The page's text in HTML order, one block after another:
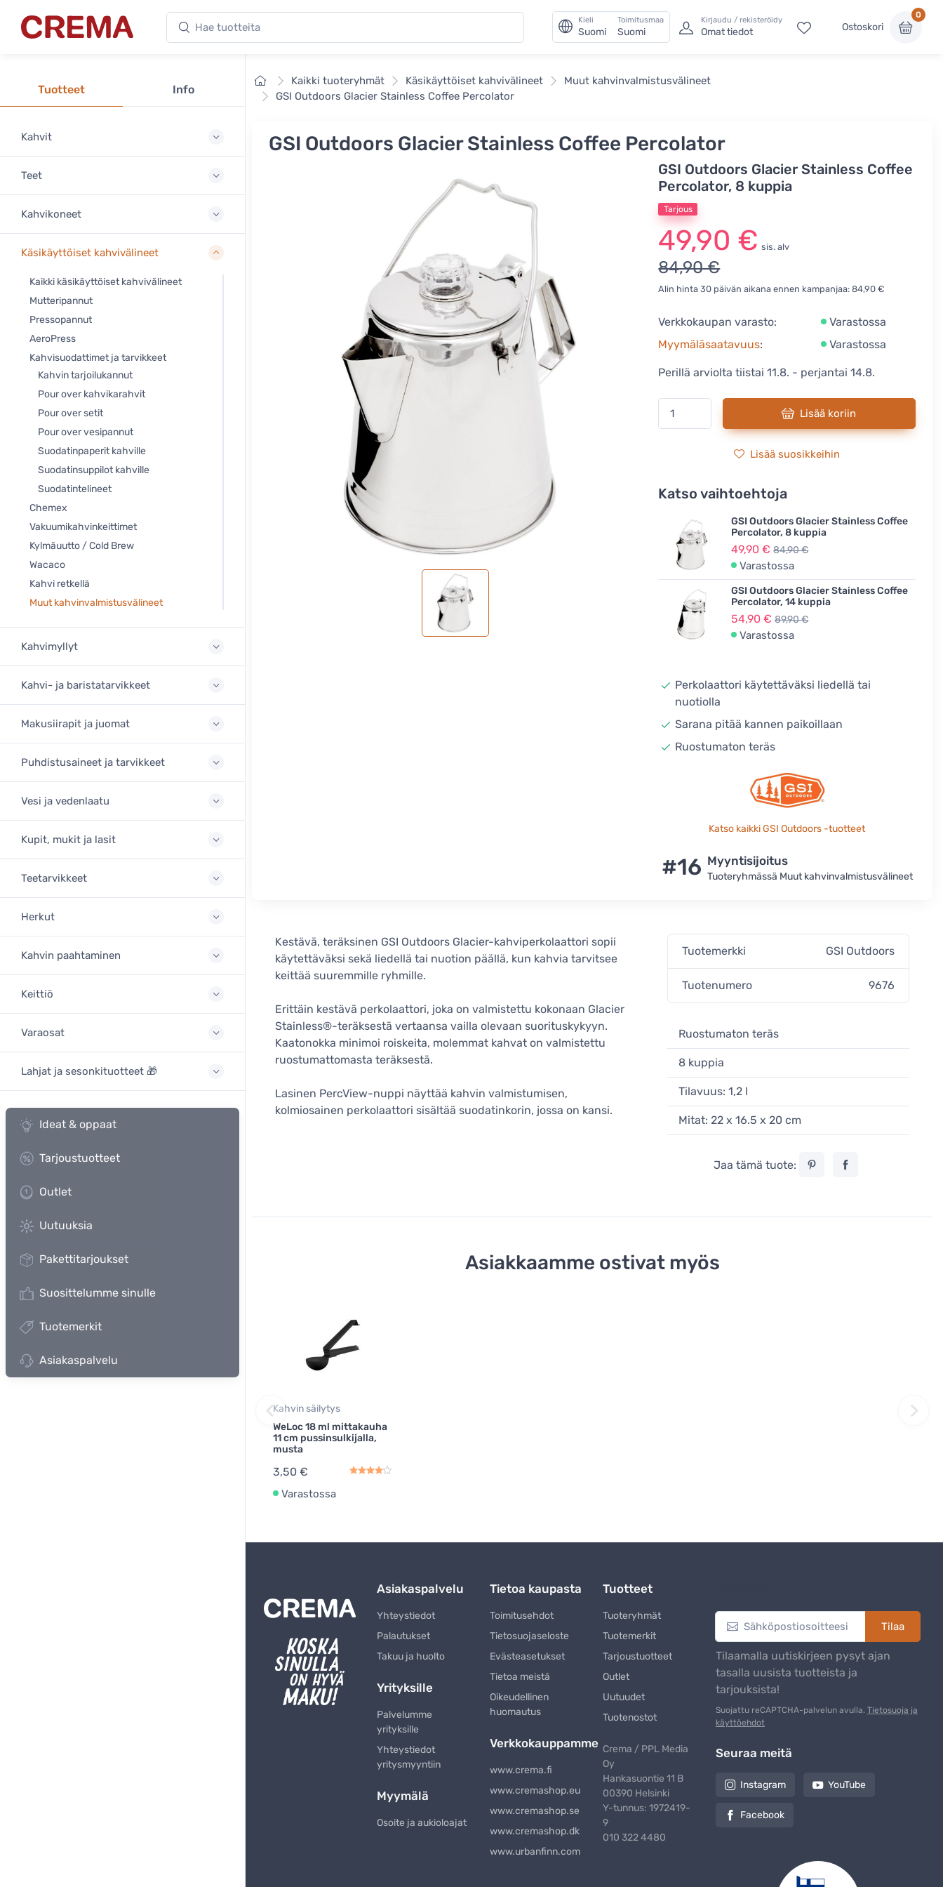
Crema Hae tuotteita Kieli
Suomi
Toimitusmaa
Suomi
Kirjaudu / rekisteröidy
Omat tiedot Ostoskori
0
Tuotteet Info
Kahvit
Teet
Kahvikoneet
Käsikäyttöiset kahvivälineet
Kaikki käsikäyttöiset kahvivälineet
Mutteripannut
Pressopannut
AeroPress
Kahvisuodattimet ja tarvikkeet
Kahvin tarjoilukannut
Pour over kahvikarahvit
Pour over setit
Pour over vesipannut
Suodatinpaperit kahville
Suodatinsuppilot kahville
Suodatintelineet
Chemex
Vakuumikahvinkeittimet
Kylmäuutto / Cold Brew
Wacaco
Kahvi retkellä
Muut kahvinvalmistusvälineet
Kahvimyllyt
Kahvi- ja baristatarvikkeet
Makusiirapit ja juomat
Puhdistusaineet ja tarvikkeet
Vesi ja vedenlaatu
Kupit, mukit ja lasit
Teetarvikkeet
Herkut
Kahvin paahtaminen
Keittiö
Varaosat
Lahjat ja sesonkituotteet 🎁
Ideat & oppaat
Tarjoustuotteet
Outlet
Uutuuksia
Pakettitarjoukset
Suosittelumme sinulle
Tuotemerkit
Asiakaspalvelu
EtusivuKaikki tuoteryhmät Käsikäyttöiset kahvivälineet
Muut kahvinvalmistusvälineet
GSI Outdoors Glacier Stainless Coffee Percolator
GSI Outdoors Glacier Stainless Coffee Percolator
GSI Outdoors Glacier Stainless Coffee
Percolator, 8 kuppia
Tarjous
49,90 € sis. alv
84,90 €
Alin hinta 30 päivän aikana ennen kampanjaa: 84,90 €
Verkkokaupan varasto:
Varastossa
Myymäläsaatavuus: Varastossa
Perillä arviolta tiistai 11.8. - perjantai 14.8.
Lisää koriin
Lisää suosikkeihin
Katso vaihtoehtoja
GSI Outdoors Glacier Stainless Coffee
Percolator, 8 kuppia
49,90 € 84,90 €
Varastossa
GSI Outdoors Glacier Stainless Coffee
Percolator, 14 kuppia
54,90 € 89,90 €
Varastossa
Perkolaattori käytettäväksi liedellä tai
nuotiolla
Sarana pitää kannen paikoillaan
Ruostumaton teräs
Katso kaikki GSI Outdoors -tuotteet
#16 Myyntisijoitus
Tuoteryhmässä Muut kahvinvalmistusvälineet
Kestävä, teräksinen GSI Outdoors Glacier-kahviperkolaattori sopii
käytettäväksi sekä liedellä tai nuotion päällä, kun kahvia tarvitsee
keittää suuremmille ryhmille.
Erittäin kestävä perkolaattori, joka on valmistettu kokonaan Glacier
Stainless®-teräksestä vertaansa vailla olevaan suorituskykyyn.
Kaatonokka minimoi roiskeita, molemmat kahvat on valmistettu
ruostumattomasta teräksestä.
Lasinen PercView-nuppi näyttää kahvin valmistumisen,
kolmiosainen perkolaattori sisältää suodatinkorin, jossa on kansi.
Tuotemerkki GSI Outdoors
Tuotenumero 9676
Ruostumaton teräs
8 kuppia
Tilavuus: 1,2 l
Mitat: 22 x 16.5 x 20 cm
Jaa tämä tuote:
Asiakkaamme ostivat myös
Kahvin säilytys
WeLoc 18 ml mittakauha
11 cm pussinsulkijalla,
musta
3,50 €
Varastossa
Asiakaspalvelu
Yhteystiedot
Palautukset
Takuu ja huolto
Yrityksille
Palvelumme
yrityksille
Yhteystiedot
yritysmyyntiin
Myymälä
Osoite ja aukioloajat
Tietoa kaupasta
Toimitusehdot
Tietosuojaseloste
Evästeasetukset
Tietoa meistä
Oikeudellinen
huomautus
Verkkokauppamme
www.crema.fi
www.cremashop.eu
www.cremashop.se
www.cremashop.dk
www.urbanfinn.com
Tuotteet
Tuoteryhmät
Tuotemerkit
Tarjoustuotteet
Outlet
Uutuudet
Tuotenostot
Crema / PPL Media
Oy
Hankasuontie 11 B
00390 Helsinki
Y-tunnus: 1972419-
9
010 322 4480
Tilaa
Tilaamalla uutiskirjeen pysyt ajan
tasalla uusista tuotteista ja
tarjouksista!
Suojattu reCAPTCHA-palvelun avulla. Tietosuoja ja
käyttöehdot
Seuraa meitä
Instagram YouTube
Facebook